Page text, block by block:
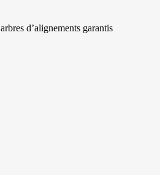
d’alignements garantis